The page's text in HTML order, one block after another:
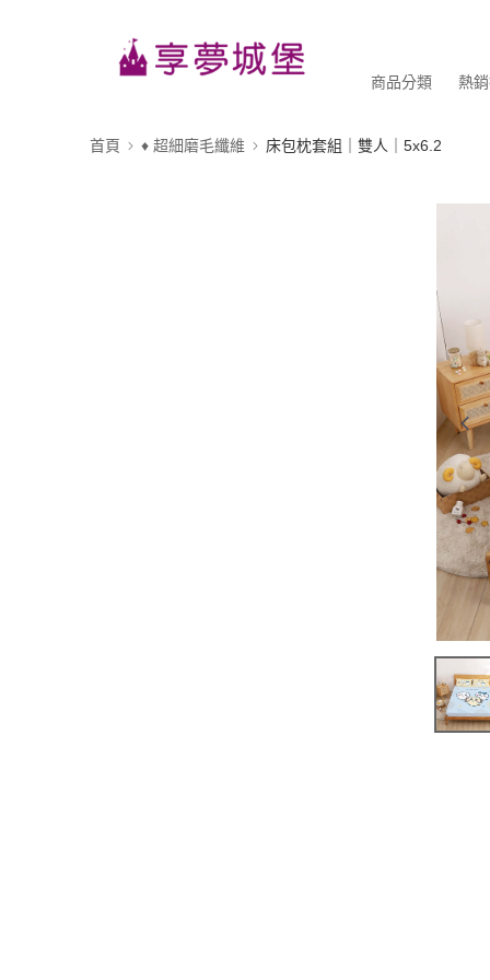
商品分類 熱
首頁 ♦ 超細磨毛纖維 床包枕套組｜雙人｜5x6.2